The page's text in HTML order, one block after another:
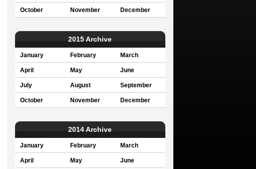
October November December
2015 Archive
January February March
April May June
July August September
October November December
2014 Archive
January February March
April May June